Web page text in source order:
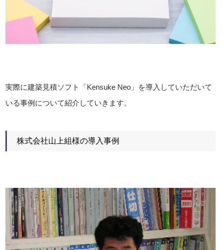
実際に建築見積ソフト「Kensuke Neo」を導入していただいて
いる事例について紹介していきます。
株式会社山上組様の導入事例